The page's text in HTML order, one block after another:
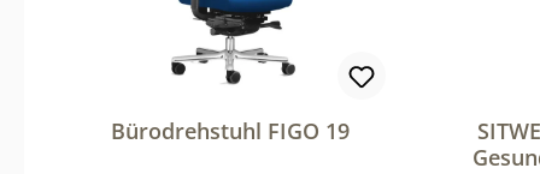
Bürodrehstuhl FIGO 19